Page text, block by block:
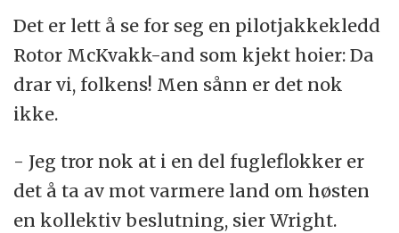
Det er lett å se for seg en pilotjakkekledd
Rotor McKvakk-and som kjekt hoier: Da
drar vi, folkens! Men sånn er det nok
ikke.
- Jeg tror nok at i en del fugleflokker er
det å ta av mot varmere land om høsten
en kollektiv beslutning, sier Wright.